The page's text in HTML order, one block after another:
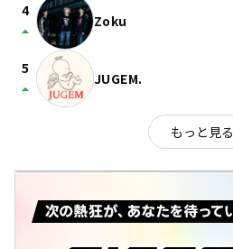
4
arrow_drop_up Zoku
5
arrow_drop_up JUGEM.
もっと見る